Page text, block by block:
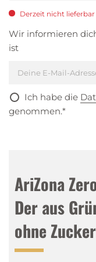
Derzeit nicht lieferbar
Wir informieren
ist
Ich habe die
genommen.*
AriZona
Der aus
ohne Zucker